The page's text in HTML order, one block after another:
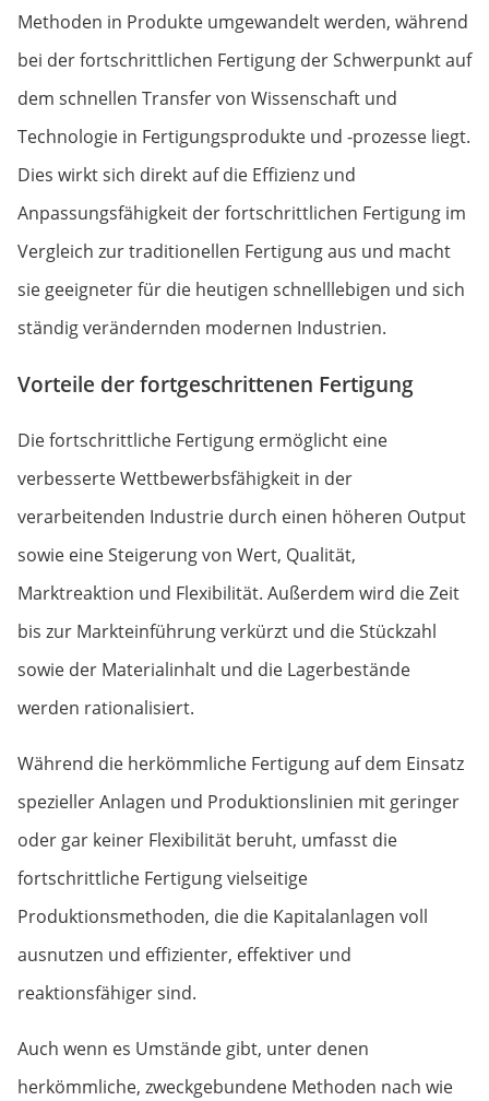
Methoden in Produkte umgewandelt werden, während
bei der fortschrittlichen Fertigung der Schwerpunkt auf
dem schnellen Transfer von Wissenschaft und
Technologie in Fertigungsprodukte und -prozesse liegt.
Dies wirkt sich direkt auf die Effizienz und
Anpassungsfähigkeit der fortschrittlichen Fertigung im
Vergleich zur traditionellen Fertigung aus und macht
sie geeigneter für die heutigen schnelllebigen und sich
ständig verändernden modernen Industrien.
Vorteile der fortgeschrittenen Fertigung
Die fortschrittliche Fertigung ermöglicht eine
verbesserte Wettbewerbsfähigkeit in der
verarbeitenden Industrie durch einen höheren Output
sowie eine Steigerung von Wert, Qualität,
Marktreaktion und Flexibilität. Außerdem wird die Zeit
bis zur Markteinführung verkürzt und die Stückzahl
sowie der Materialinhalt und die Lagerbestände
werden rationalisiert.
Während die herkömmliche Fertigung auf dem Einsatz
spezieller Anlagen und Produktionslinien mit geringer
oder gar keiner Flexibilität beruht, umfasst die
fortschrittliche Fertigung vielseitige
Produktionsmethoden, die die Kapitalanlagen voll
ausnutzen und effizienter, effektiver und
reaktionsfähiger sind.
Auch wenn es Umstände gibt, unter denen
herkömmliche, zweckgebundene Methoden nach wie